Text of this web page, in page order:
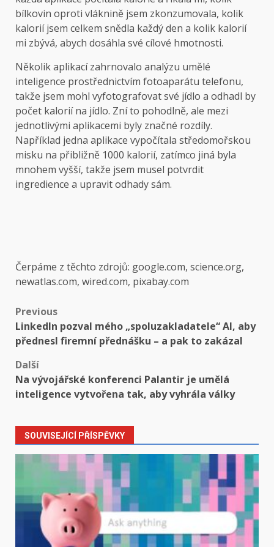
bílkovin oproti vláknině jsem zkonzumovala, kolik
kalorií jsem celkem snědla každý den a kolik kalorií
mi zbývá, abych dosáhla své cílové hmotnosti.
Několik aplikací zahrnovalo analýzu umělé
inteligence prostřednictvím fotoaparátu telefonu,
takže jsem mohl vyfotografovat své jídlo a odhadl by
počet kalorií na jídlo. Zní to pohodlně, ale mezi
jednotlivými aplikacemi byly značné rozdíly.
Například jedna aplikace vypočítala středomořskou
misku na přibližně 1000 kalorií, zatímco jiná byla
mnohem vyšší, takže jsem musel potvrdit
ingredience a upravit odhady sám.
Čerpáme z těchto zdrojů: google.com, science.org,
newatlas.com, wired.com, pixabay.com
Post
navigation
Previous
LinkedIn pozval mého „spoluzakladatele“ AI, aby
přednesl firemní přednášku – a pak to zakázal
Další
Na vývojářské konferenci Palantir je umělá
inteligence vytvořena tak, aby vyhrála války
SOUVISEJÍCÍ PŘÍSPĚVKY